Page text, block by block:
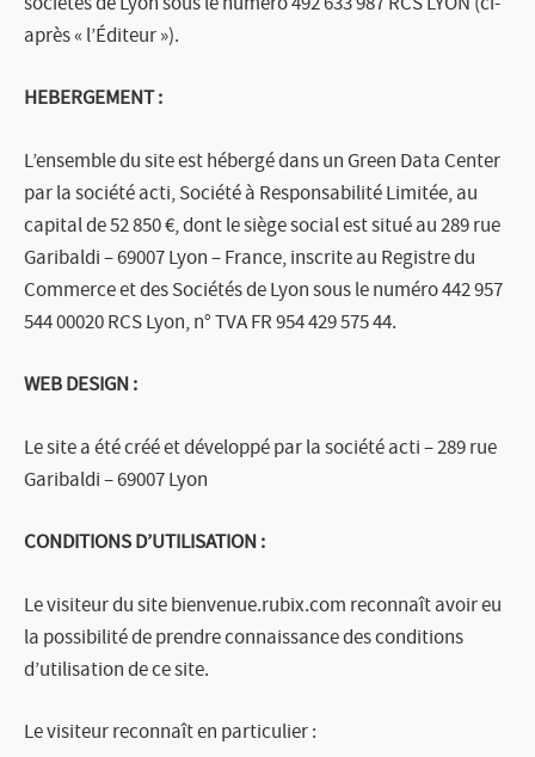
après « l’Éditeur »).
HEBERGEMENT :
L’ensemble du site est hébergé dans un Green Data Center
par la société acti, Société à Responsabilité Limitée, au
capital de 52 850 €, dont le siège social est situé au 289 rue
Garibaldi – 69007 Lyon – France, inscrite au Registre du
Commerce et des Sociétés de Lyon sous le numéro 442 957
544 00020 RCS Lyon, n° TVA FR 954 429 575 44.
WEB DESIGN :
Le site a été créé et développé par la société acti – 289 rue
Garibaldi – 69007 Lyon
CONDITIONS D’UTILISATION :
Le visiteur du site bienvenue.rubix.com reconnaît avoir eu
la possibilité de prendre connaissance des conditions
d’utilisation de ce site.
Le visiteur reconnaît en particulier :